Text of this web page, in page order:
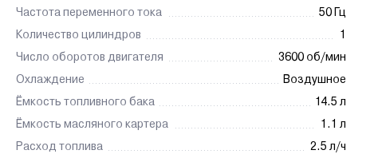
Частота переменного тока
50 Гц
Количество цилиндров
1
Число оборотов двигателя
3600 об/мин
Охлаждение
Воздушное
Ёмкость топливного бака
14.5 л
Ёмкость масляного картера
1.1 л
Расход топлива
2.5 л/ч